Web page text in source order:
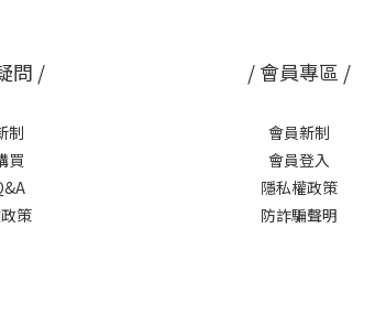
問 /
制
買
策
/ 會員專區 /
會員新制
會員登入
隱私權政策
防詐騙聲明